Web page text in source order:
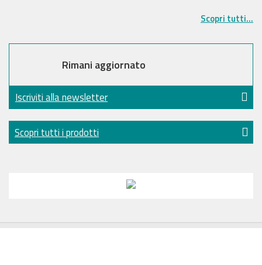
Scopri tutti...
Rimani aggiornato
Iscriviti alla newsletter
Scopri tutti i prodotti